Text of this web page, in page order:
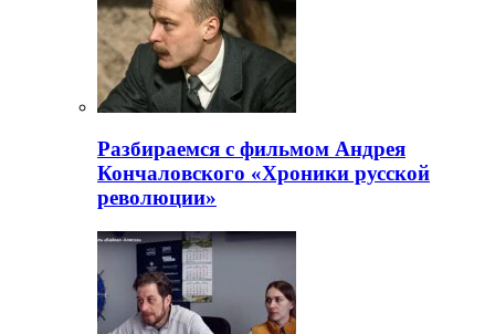
Разбираемся с фильмом Андрея
Кончаловского «Хроники русской
революции»